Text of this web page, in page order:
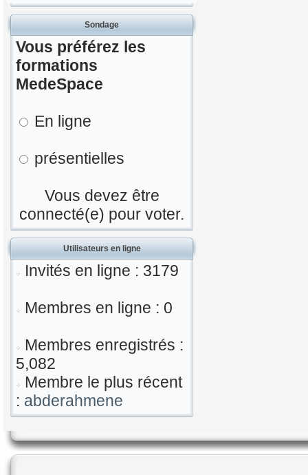
Sondage
Vous préférez les
formations
MedeSpace
En ligne
présentielles
Vous devez être
connecté(e) pour voter.
Utilisateurs en ligne
Invités en ligne : 3179
Membres en ligne : 0
Membres enregistrés :
5,082
Membre le plus récent
: abderahmene